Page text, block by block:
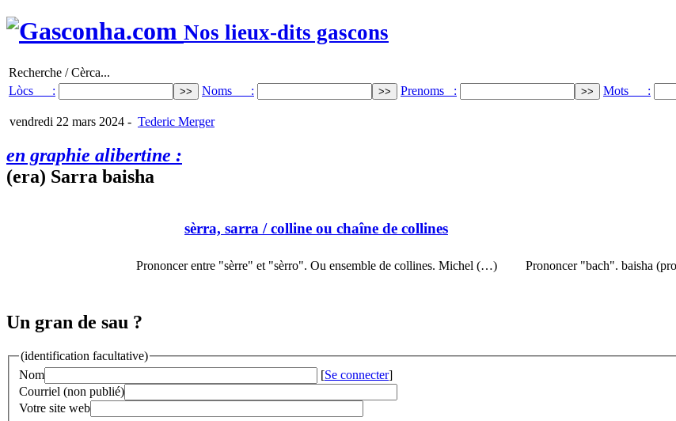
Nos lieux-dits gascons
Recherche / Cèrca...
Lòcs :
Noms : Prenoms : Mots :
vendredi 22 mars 2024 - Tederic Merger
en graphie alibertine :
(era) Sarra baisha
sèrra, sarra / colline ou chaîne de collines
Prononcer entre "sèrre" et "sèrro". Ou ensemble de collines. Michel (…) Prononcer "bach". baisha
Un gran de sau ?
(identification facultative)
Nom
[Se connecter]
Courriel (non publié)
Votre site web